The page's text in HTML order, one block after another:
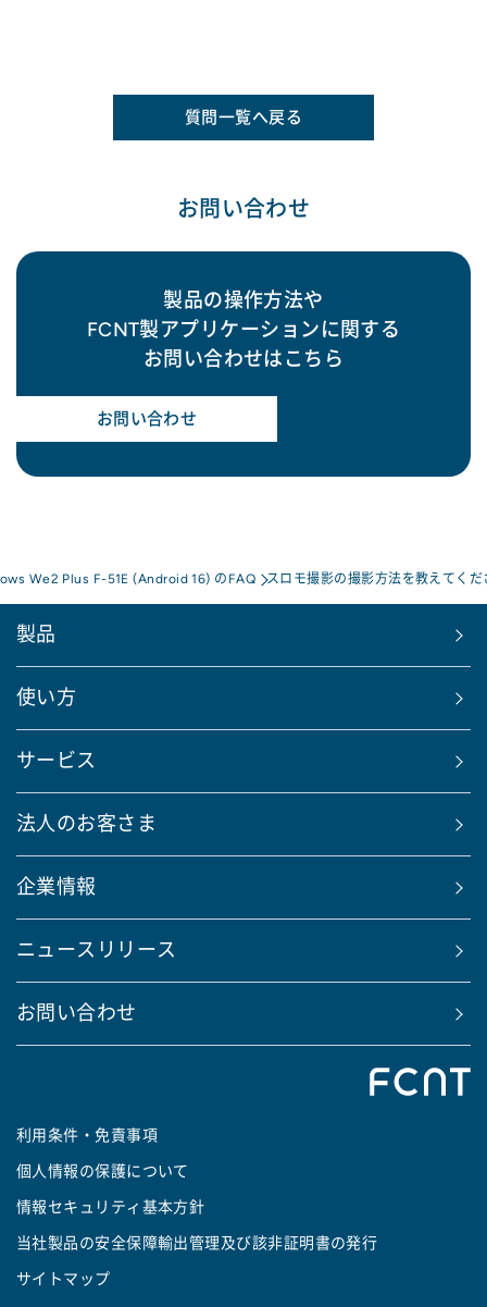
質問一覧へ戻る
お問い合わせ
製品の操作方法や
FCNT製アプリケーションに関する
お問い合わせはこちら
お問い合わせ
We2 Plus F-51E (Android 16) のFAQ スロモ撮影の撮影方法を教えてくだ
製品
使い方
サービス
法人のお客さま
企業情報
ニュースリリース
お問い合わせ
利用条件・免責事項
個人情報の保護について
情報セキュリティ基本方針
当社製品の安全保障輸出管理及び該非証明書の発行
サイトマップ